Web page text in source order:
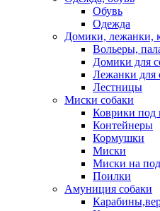
Обувь
Одежда
Домики, лежанки,
Вольеры,
Домики для
Лежанки для
Лестницы
Миски собаки
Коврики под
Контейнеры
Кормушки
Миски
Миски на
Поилки
Амуниция собаки